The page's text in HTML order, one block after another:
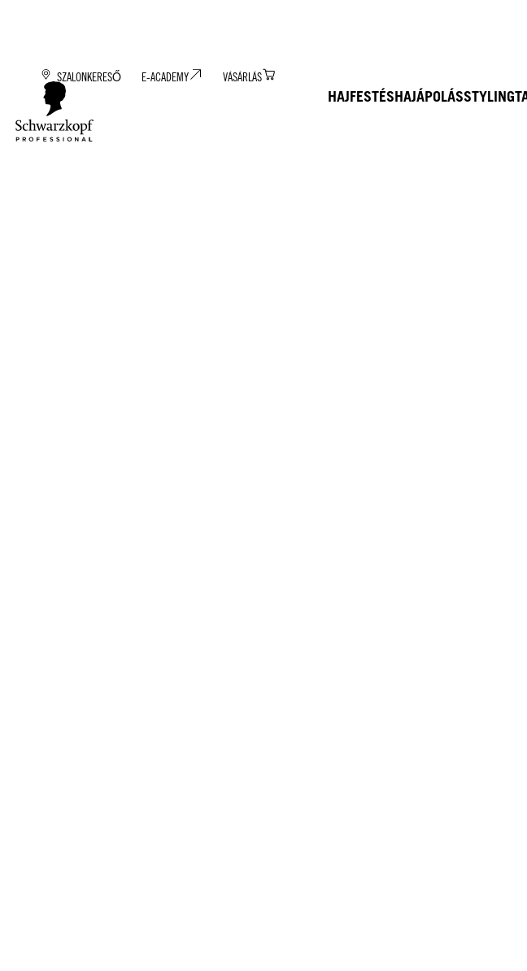
HAJFESTÉSHAJÁPOLÁSSTYLING
SZALONKERESŐ E-ACADEMY VÁSÁRLÁS